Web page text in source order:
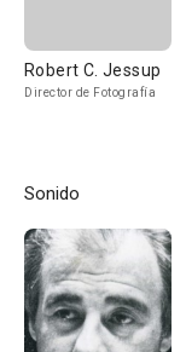
Robert C. Jessup
Director de Fotografía
Sonido